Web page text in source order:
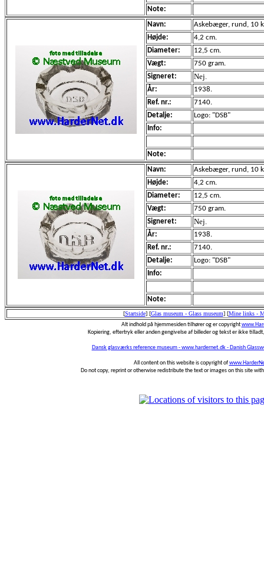
Note:
Navn:
Askebæger, rund, 10
Højde:
4,2 cm.
Diameter:
12,5 cm.
Vægt:
750 gram.
Signeret:
Nej.
År:
1938.
Ref. nr.:
7140.
Detalje:
Logo: "DSB"
Info:
Note:
Navn:
Askebæger, rund, 10
Højde:
4,2 cm.
Diameter:
12,5 cm.
Vægt:
750 gram.
Signeret:
Nej.
År:
1938.
Ref. nr.:
7140.
Detalje:
Logo: "DSB"
Info:
Note:
[Startside] [Glas museum - Glass museum] [Mine links -
Alt indhold på hjemmesiden tilhører og er copyright
Kopiering, eftertryk eller anden gengivelse af billeder og tekst er ikke
Dansk glasværks reference museum - www.hardernet.dk - Danish
All content on this website is copyright of
Do not copy, reprint or otherwise redistribute the text or images on this site